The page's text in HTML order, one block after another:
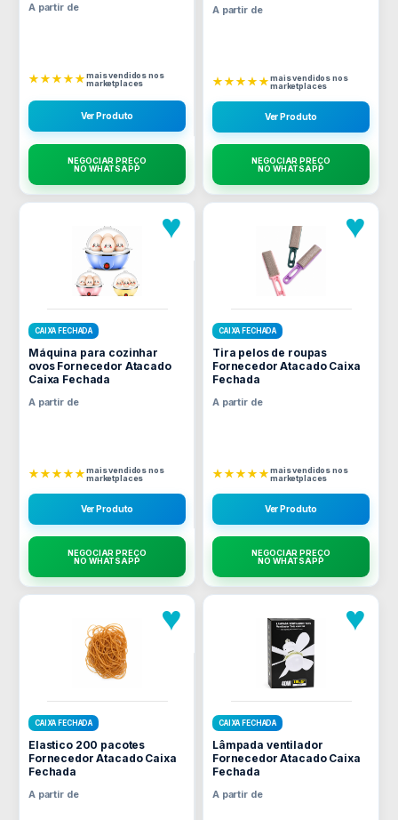
A partir de
★★★★★mais vendidos nos
marketplaces
Ver Produto
NEGOCIAR PREÇO
NO WHATSAPP
A partir de
★★★★★mais vendidos nos
marketplaces
Ver Produto
NEGOCIAR PREÇO
NO WHATSAPP
♥
CAIXA FECHADA
Máquina para cozinhar
ovos Fornecedor Atacado
Caixa Fechada
A partir de
★★★★★mais vendidos nos
marketplaces
Ver Produto
NEGOCIAR PREÇO
NO WHATSAPP
♥
CAIXA FECHADA
Tira pelos de roupas
Fornecedor Atacado Caixa
Fechada
A partir de
★★★★★mais vendidos nos
marketplaces
Ver Produto
NEGOCIAR PREÇO
NO WHATSAPP
♥
CAIXA FECHADA
Elastico 200 pacotes
Fornecedor Atacado Caixa
Fechada
A partir de
♥
CAIXA FECHADA
Lâmpada ventilador
Fornecedor Atacado Caixa
Fechada
A partir de